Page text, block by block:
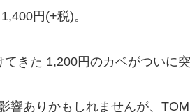
円(+税)。
てきた 1,200円のカベがついに
響ありかもしれませんが、